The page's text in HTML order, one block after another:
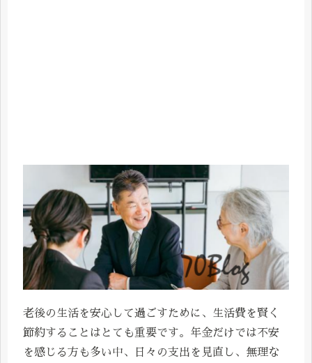
老後の生活を安心して過ごすために、生活費を賢く
節約することはとても重要です。年金だけでは不安
を感じる方も多い中、日々の支出を見直し、無理な